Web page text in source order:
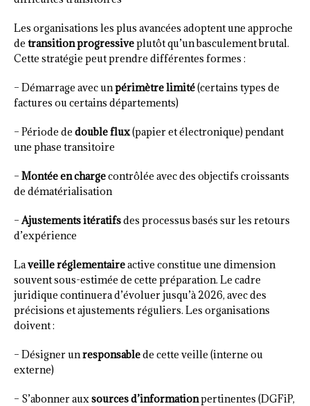
Les organisations les plus avancées adoptent une approche
de transition progressiveplutôt qu’un basculement brutal.
Cette stratégie peut prendre différentes formes :
– Démarrage avec unpérimètre limité(certains types de
factures ou certains départements)
– Période de double flux(papier et électronique) pendant
une phase transitoire
– Montée en chargecontrôlée avec des objectifs croissants
de dématérialisation
–Ajustements itératifsdes processus basés sur les retours
d’expérience
Laveille réglementaireactive constitue une dimension
souvent sous-estimée de cette préparation. Le cadre
juridique continuera d’évoluer jusqu’à 2026, avec des
précisions et ajustements réguliers. Les organisations
doivent :
– Désigner unresponsablede cette veille (interne ou
externe)
– S’abonner auxsources d’informationpertinentes (DGFiP,